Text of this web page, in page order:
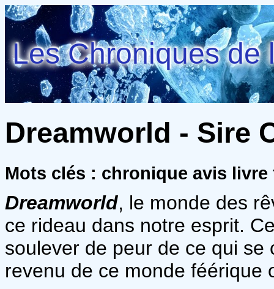
Les Chroniques de
Dreamworld - Sire
Mots clés : chronique avis
Dreamworld, le monde des
ce rideau dans notre esprit.
soulever de peur de ce qui
revenu de ce monde féérique